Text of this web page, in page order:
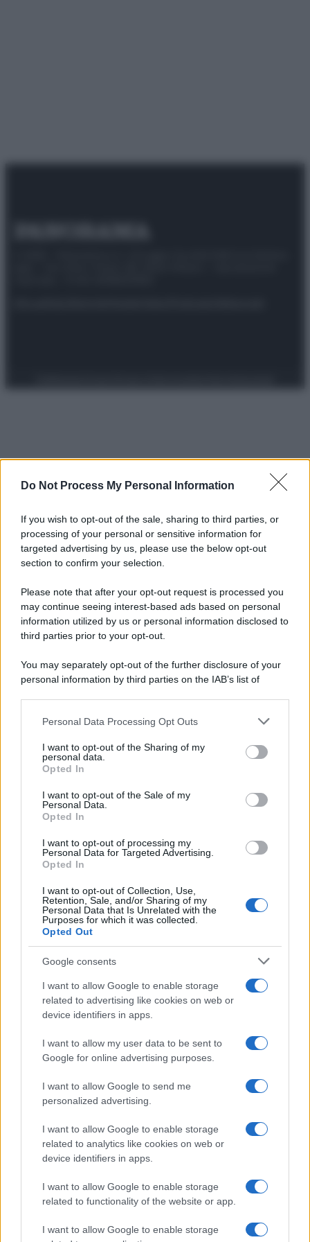
Do Not Process My Personal Information
If you wish to opt-out of the sale, sharing to third parties, or
processing of your personal or sensitive information for
targeted advertising by us, please use the below opt-out
section to confirm your selection.
Please note that after your opt-out request is processed you
may continue seeing interest-based ads based on personal
information utilized by us or personal information disclosed to
third parties prior to your opt-out.
You may separately opt-out of the further disclosure of your
personal information by third parties on the IAB’s list of
This information may also be disclosed by us to third parties
disclose it to other third parties.
Please note that this website/app uses one or more Google
services and may gather and store information including but
not limited to your visit or usage behaviour. You may click to
grant or deny consent to Google and its third-party tags to
consent section.
Personal Data Processing Opt Outs
I want to opt-out of the Sharing of my
personal data.
Opted In
I want to opt-out of the Sale of my
Personal Data.
Opted In
I want to opt-out of processing my
Personal Data for Targeted Advertising.
Opted In
I want to opt-out of Collection, Use,
Retention, Sale, and/or Sharing of my
Personal Data that Is Unrelated with the
Purposes for which it was collected.
Opted Out
Google consents
I want to allow Google to enable storage
related to advertising like cookies on web or
device identifiers in apps.
I want to allow my user data to be sent to
Google for online advertising purposes.
I want to allow Google to send me
personalized advertising.
I want to allow Google to enable storage
related to analytics like cookies on web or
device identifiers in apps.
I want to allow Google to enable storage
related to functionality of the website or app.
I want to allow Google to enable storage